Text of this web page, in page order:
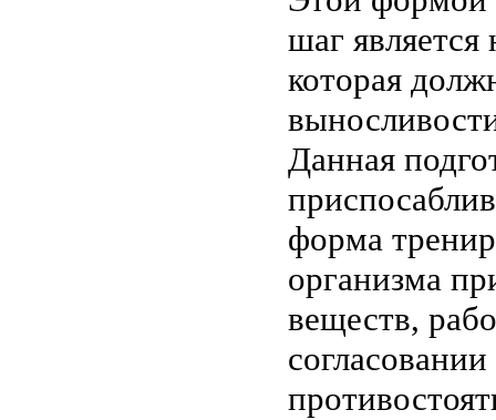
шаг
которая
Данная
форма
организма
веществ,